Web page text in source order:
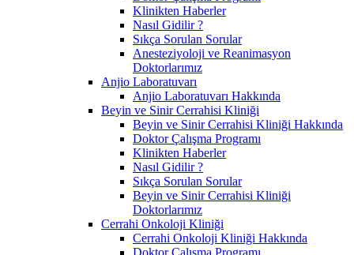
Klinikten Haberler
Nasıl Gidilir ?
Sıkça Sorulan Sorular
Anesteziyoloji ve Reanimasyon
Doktorlarımız
Anjio Laboratuvarı
Anjio Laboratuvarı Hakkında
Beyin ve Sinir Cerrahisi Kliniği
Beyin ve Sinir Cerrahisi Kliniği Hakkında
Doktor Çalışma Programı
Klinikten Haberler
Nasıl Gidilir ?
Sıkça Sorulan Sorular
Beyin ve Sinir Cerrahisi Kliniği
Doktorlarımız
Cerrahi Onkoloji Kliniği
Cerrahi Onkoloji Kliniği Hakkında
Doktor Çalışma Programı